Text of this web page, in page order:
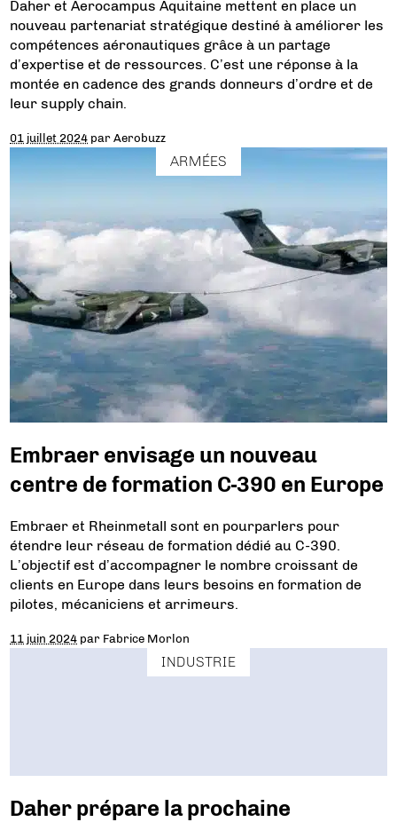
Daher et Aerocampus Aquitaine mettent en place un
nouveau partenariat stratégique destiné à améliorer les
compétences aéronautiques grâce à un partage
d’expertise et de ressources. C’est une réponse à la
montée en cadence des grands donneurs d’ordre et de
leur supply chain.
01 juillet 2024 parAerobuzz
ARMÉES
Embraer envisage un nouveau
centre de formation C-390 en Europe
Embraer et Rheinmetall sont en pourparlers pour
étendre leur réseau de formation dédié au C-390.
L’objectif est d’accompagner le nombre croissant de
clients en Europe dans leurs besoins en formation de
pilotes, mécaniciens et arrimeurs.
11 juin 2024 par Fabrice Morlon
INDUSTRIE
Daher prépare la prochaine